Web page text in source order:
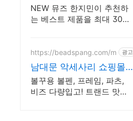
NEW 뮤즈 한지민이 추천하
는 베스트 제품을 최대 30%
https://beadspang.com/m 광고
남대문 악세사리 쇼핑몰
회원가입시 10%할인쿠폰
볼꾸용 볼펜, 프레임, 파츠,
비즈 다량입고! 트랜드 맛집